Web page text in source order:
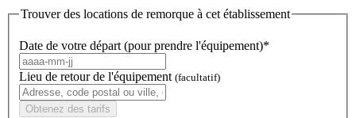
Trouver des locations de remorque à cet établissement
Date de votre départ (pour prendre l'équipement)*
Lieu de retour de l'équipement (facultatif)
Obtenez des tarifs